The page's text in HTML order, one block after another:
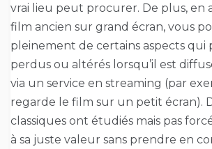
vrai lieu peut procurer. De plus, en
film ancien sur grand écran, vous
pleinement de certains aspects
perdus ou altérés lorsqu’il est
via un service en streaming (par
regarde le film sur un petit écran).
classiques ont étudiés mais pas
à sa juste valeur sans prendre en